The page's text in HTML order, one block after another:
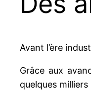
Avant l’ère
Grâce aux
quelques milliers